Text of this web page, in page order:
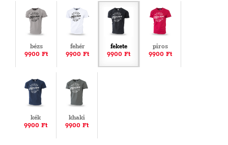
bézs
9900 Ft
fehér
9900 Ft
fekete
9900 Ft
piros
9900 Ft
kék
9900 Ft
khaki
9900 Ft